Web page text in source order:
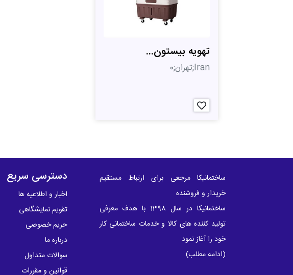
تهویه بیستون...
Iran;تهران;0
ساختمانیکا مرجعی برای ارتباط مستقیم
خریدار و فروشنده
ساختمانیکا در سال 1398 با هدف معرفی
تولید کننده های کالا و خدمات ساختمانی کار
خود را آغاز نمود
(ادامه مطلب)
دسترسی سریع
اخبار و اطلاعیه ها
تقویم نمایشگاهی
حریم خصوصی
درباره ما
سوالات متداول
قوانین و مقررات